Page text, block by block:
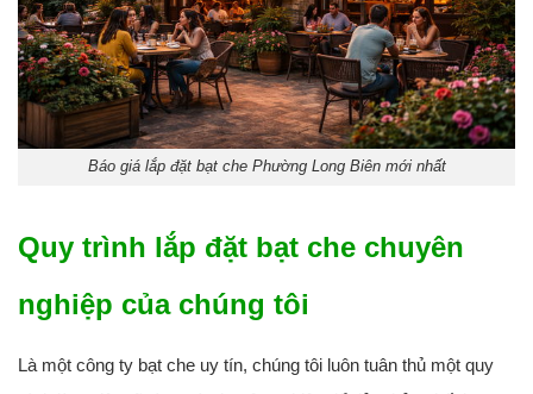
Báo giá lắp đặt bạt che Phường Long Biên mới nhất
Quy trình lắp đặt bạt che chuyên
nghiệp của chúng tôi
Là một công ty bạt che uy tín, chúng tôi luôn tuân thủ một quy